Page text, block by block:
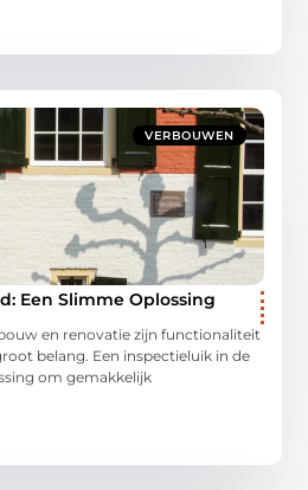
VERBOUWEN
Een Slimme Oplossing
en renovatie zijn functionaliteit
belang. Een inspectieluik in de
om gemakkelijk